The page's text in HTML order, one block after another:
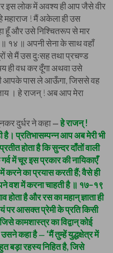
इस लोक में अवश्य ही आप जैसे वीर
महाराज ! मैं अकेला ही उस
हूँ और उसे निश्चितरूप से मार
१४ ॥ अपनी सेना के साथ वहाँ
से मैं उस दुःसह तथा प्रचण्ड
ही वध कर दूँगा अथवा उसे
आपके पास ले आऊँगा, जिससे वह
। हे राजन् ! अब आप मेरा
दुर्धर ने कहा—हे राजन् !
है। प्रतिभासम्पन्न आप अब मेरी भी
होता है कि सुन्दर दाँतों वाली
में चूर इस प्रकार की नायिकाएँ
करने का प्रयास करती हैं; वैसे ही
वश में करना चाहती है ॥ १७–१९
होता है और रस का महान् ज्ञाता ही
पर आसक्त प्रेमी के प्रति किसी
कामशास्त्र का विद्वान् कोई
उसने कहा है— ‘मैं तुम्हें युद्धक्षेत्र में
बड़ा रहस्य निहित है, जिसे